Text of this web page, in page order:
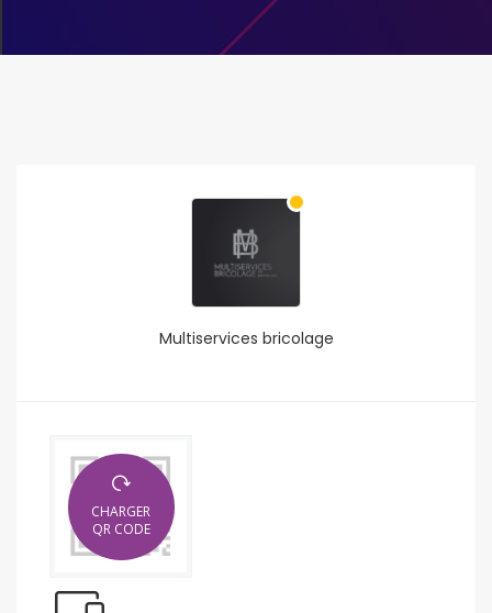
Multiservices bricolage
CHARGER
QR CODE